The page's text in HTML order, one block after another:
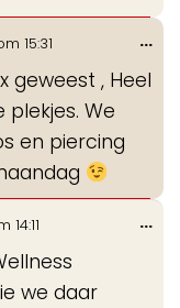
15:31
geweest , Heel
plekjes. We
en piercing
...
14:11
we daar
...